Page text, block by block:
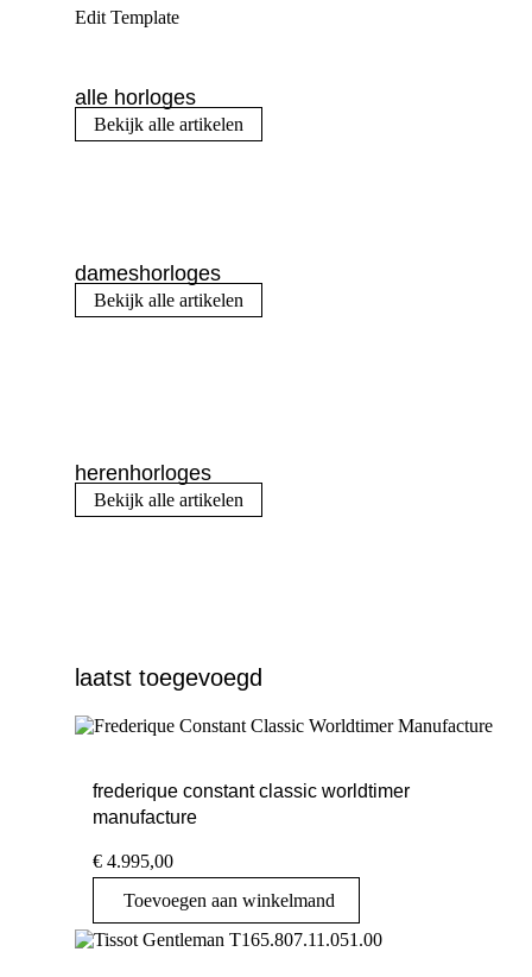
Edit Template
alle horloges
Bekijk alle artikelen
dameshorloges
Bekijk alle artikelen
herenhorloges
Bekijk alle artikelen
laatst toegevoegd
frederique constant classic worldtimer
manufacture
€ 4.995,00
Toevoegen aan winkelmand